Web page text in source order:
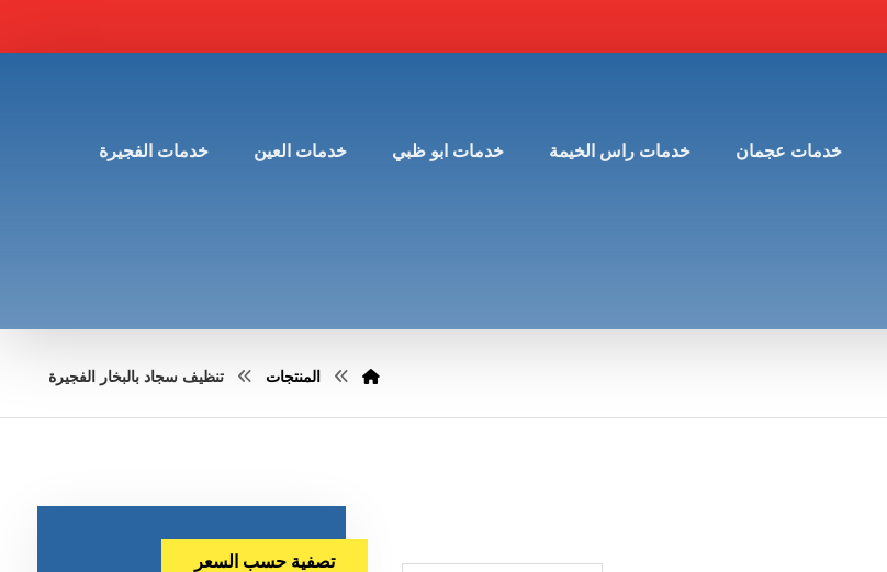
خدمات عجمان خدمات راس الخيمة خدمات ابو ظبي خدمات العين خدمات الفجيرة
المنتجات تنظيف سجاد بالبخار الفجيرة
تصفية حسب السعر